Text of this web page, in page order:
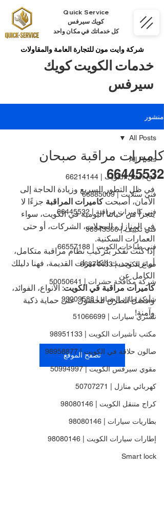
Quick Service
كويك سيرفس
كل خدماتك في مكان واحد
شركة وايت مون للتجارة العامة والمقاولات
خدمات الكويت كويك
سيرفس
منشور
All Posts
فتح اقفال الكويت | 66214144
فني ستلايت | 66885009
فني كاميرات مراقبة | 66445532
فني تكييف | 98943366
فني طباخات الكويت | 66557188
صباغ الكويت | 66874433
شركة مكافحة حشرات | 50050641
شركة طارد الحمام | 99009588
نشتري سيارات | 51066699
مكتب تأشيرات الكويت | 98951133
صالون حلاقة في الكويت | 98958877
مقوي سيرفس الكويت | 50994997
كهربائي منازل | 50707271
كراج متنقل الكويت | 98080146
بطاريات سيارات | 98080146
إطارات سيارات الكويت | 98080146
Smart lock
All Posts
كاميرات مراقبة صبحان
66445532
في ظل التطور السريع وزيادة الحاجة إلى
الأمان، أصبحت كاميرات المراقبة جزءًا لا
يتجزأ من حياتنا اليومية في الكويت، سواء
في المنازل، المحلات، الشركات، أو حتى
العمارات السكنية.
إذا كنت تفكر بتركيب نظام مراقبة متكامل،
أو تريد تحديث الكاميرات القديمة، فهنا دليلك
الكامل عن
كاميرات مراقبة في الكويت: الأنواع، الفوائد،
وأفضل الطرق للحصول على حماية ذكية
وآمنة!
تصفح الموقع